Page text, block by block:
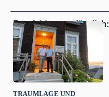
Empfehlungen für dich:
TRAUMLAGE UND